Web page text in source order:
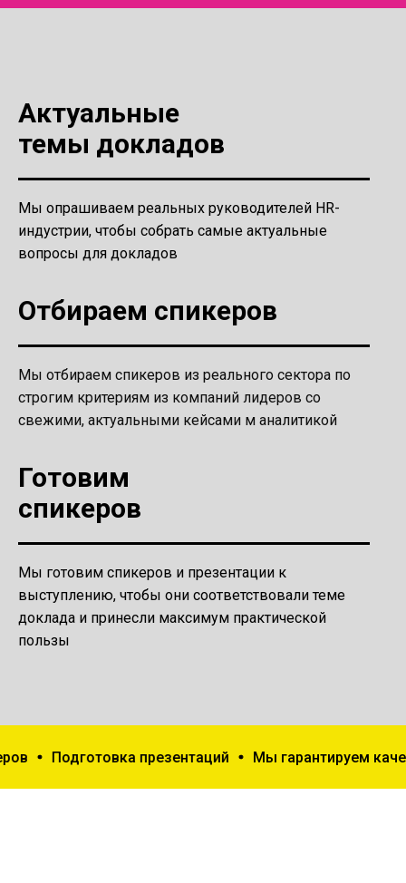
Актуальные
темы докладов
Мы опрашиваем реальных руководителей HR-
индустрии, чтобы собрать самые актуальные
вопросы для докладов
Отбираем спикеров
Мы отбираем спикеров из реального сектора по
строгим критериям из компаний лидеров со
свежими, актуальными кейсами м аналитикой
Готовим
спикеров
Мы готовим спикеров и презентации к
выступлению, чтобы они соответствовали теме
доклада и принесли максимум практической
пользы
Подготовка презентаций Мы гарантируем качество!